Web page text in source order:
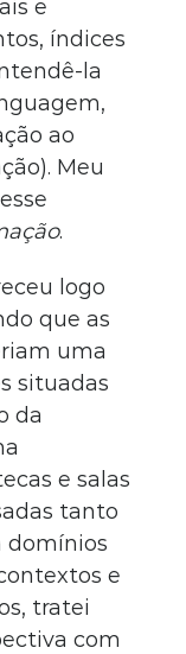
e
índices
la
ao
Meu
.
logo
que as
uma
situadas
da
e salas
tanto
domínios
e
tratei
com